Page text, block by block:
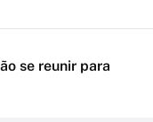
se reunir para